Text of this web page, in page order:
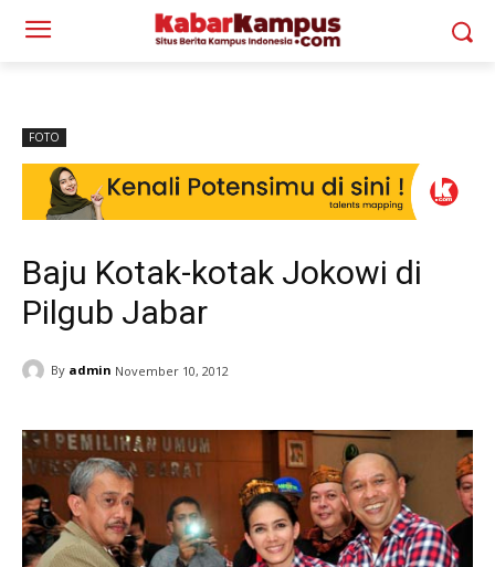
FOTO
Baju Kotak-kotak Jokowi di
Pilgub Jabar
By admin November 10, 2012